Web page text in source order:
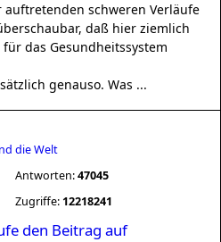
auftretenden schweren Verläufe
daß hier ziemlich
das Gesundheitssystem
genauso. Was ...
die Welt
Antworten:47045
Zugriffe: 12218241
den Beitrag auf